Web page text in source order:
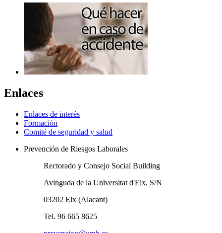
Enlaces
Enlaces de interés
Formación
Comité de seguridad y salud
Prevención de Riesgos Laborales
Rectorado y Consejo Social Building
Avinguda de la Universitat d'Elx, S/N
03202 Elx (Alacant)
Tel. 96 665 8625